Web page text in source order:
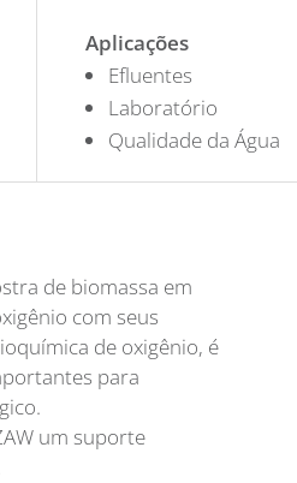
Aplicações
Efluentes
Laboratório
Qualidade da Água
de biomassa em
com seus
de oxigênio, é
para
um suporte